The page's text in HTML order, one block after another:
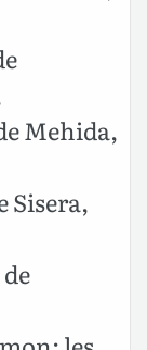
Mehida,
Sisera,